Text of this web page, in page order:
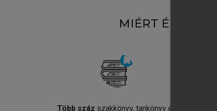
MIÉRT
Több száz szakkönyv, tankönyv és